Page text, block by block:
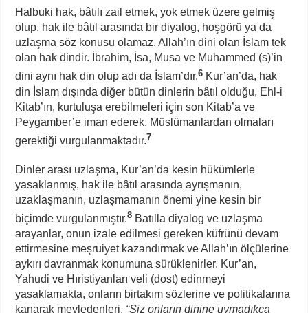
Halbuki hak, bâtılı zail etmek, yok etmek üzere gelmiş
olup, hak ile bâtıl arasında bir diyalog, hoşgörü ya da
uzlaşma söz konusu olamaz. Allah’ın dini olan İslam tek
olan hak dindir. İbrahim, İsa, Musa ve Muhammed (s)’in
dini aynı hak din olup adı da İslam’dır.6 Kur’an’da, hak
din İslam dışında diğer bütün dinlerin bâtıl olduğu, Ehl-i
Kitab’ın, kurtuluşa erebilmeleri için son Kitab’a ve
Peygamber’e iman ederek, Müslümanlardan olmaları
gerektiği vurgulanmaktadır.7
Dinler arası uzlaşma, Kur’an’da kesin hükümlerle
yasaklanmış, hak ile bâtıl arasında ayrışmanın,
uzaklaşmanın, uzlaşmamanın önemi yine kesin bir
biçimde vurgulanmıştır.8 Batılla diyalog ve uzlaşma
arayanlar, onun izale edilmesi gereken küfrünü devam
ettirmesine meşruiyet kazandırmak ve Allah’ın ölçülerine
aykırı davranmak konumuna sürüklenirler. Kur’an,
Yahudi ve Hıristiyanları veli (dost) edinmeyi
yasaklamakta, onların birtakım sözlerine ve politikalarına
kanarak meyledenleri, “Siz onların dinine uymadıkça